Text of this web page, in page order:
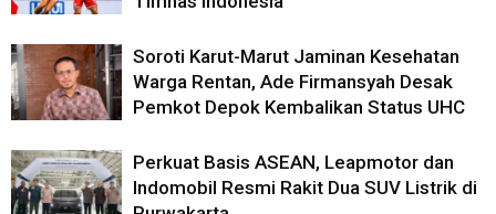
Soroti Karut-Marut Jaminan Kesehatan
Warga Rentan, Ade Firmansyah Desak
Pemkot Depok Kembalikan Status UHC
Perkuat Basis ASEAN, Leapmotor dan
Indomobil Resmi Rakit Dua SUV Listrik di